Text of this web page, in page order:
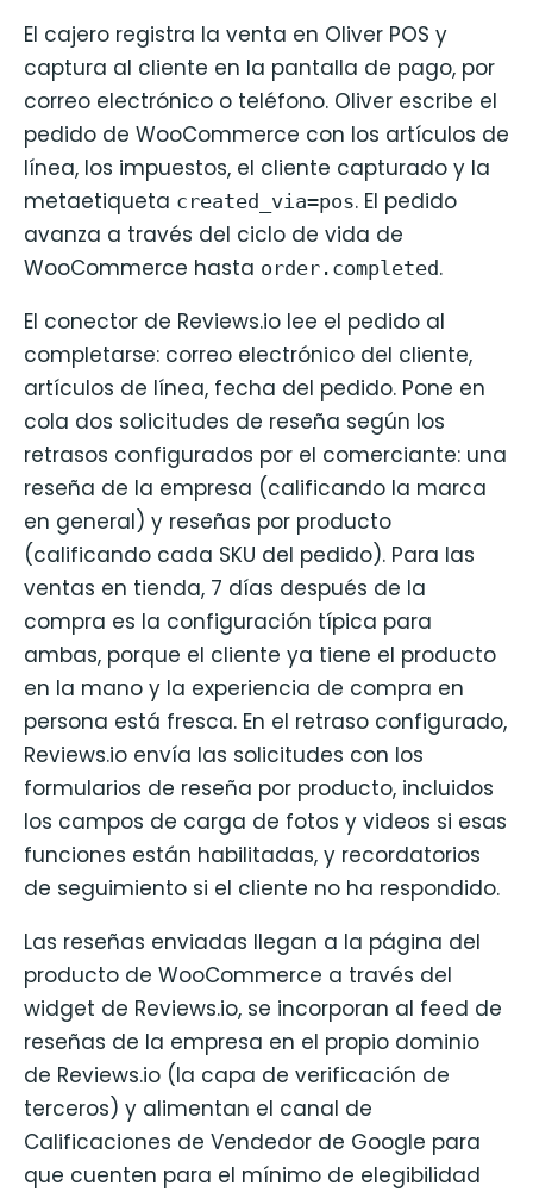
El cajero registra la venta en Oliver POS y
captura al cliente en la pantalla de pago, por
correo electrónico o teléfono. Oliver escribe el
pedido de WooCommerce con los artículos de
línea, los impuestos, el cliente capturado y la
metaetiqueta created_via=pos. El pedido
avanza a través del ciclo de vida de
WooCommerce hasta order.completed.
El conector de Reviews.io lee el pedido al
completarse: correo electrónico del cliente,
artículos de línea, fecha del pedido. Pone en
cola dos solicitudes de reseña según los
retrasos configurados por el comerciante: una
reseña de la empresa (calificando la marca
en general) y reseñas por producto
(calificando cada SKU del pedido). Para las
ventas en tienda, 7 días después de la
compra es la configuración típica para
ambas, porque el cliente ya tiene el producto
en la mano y la experiencia de compra en
persona está fresca. En el retraso configurado,
Reviews.io envía las solicitudes con los
formularios de reseña por producto, incluidos
los campos de carga de fotos y videos si esas
funciones están habilitadas, y recordatorios
de seguimiento si el cliente no ha respondido.
Las reseñas enviadas llegan a la página del
producto de WooCommerce a través del
widget de Reviews.io, se incorporan al feed de
reseñas de la empresa en el propio dominio
de Reviews.io (la capa de verificación de
terceros) y alimentan el canal de
Calificaciones de Vendedor de Google para
que cuenten para el mínimo de elegibilidad